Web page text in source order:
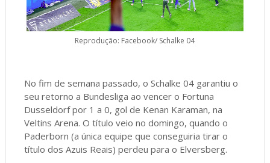
Reprodução: Facebook/ Schalke 04
No fim de semana passado, o Schalke 04 garantiu o
seu retorno a Bundesliga ao vencer o Fortuna
Dusseldorf por 1 a 0, gol de Kenan Karaman, na
Veltins Arena. O título veio no domingo, quando o
Paderborn (a única equipe que conseguiria tirar o
título dos Azuis Reais) perdeu para o Elversberg.